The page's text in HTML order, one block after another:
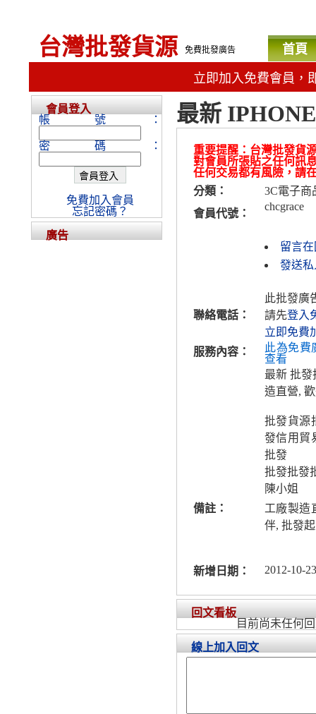
台灣批發貨源 免費批發廣告 首頁
立即加入免費會員，
最新
重要提醒：台灣批發貨
對會員所張貼之任何訊
任何交易都有風險，請
分類：
3C電子商
會員代號：
chcgrace
留言
發送私
聯絡電話：
此批發廣
請先登入
立即免費
服務內容：
此為免費
查看
最新 批
造直營,
批發貨源
發信用貿
批發
批發批發
陳小姐
備註：
工廠製造
伴, 批發
新增日期： 2012-10-
回文看板
目前尚未任何
線上加入回文
會員登入
帳號：
密碼：
免費加入會員
忘記密碼？
廣告